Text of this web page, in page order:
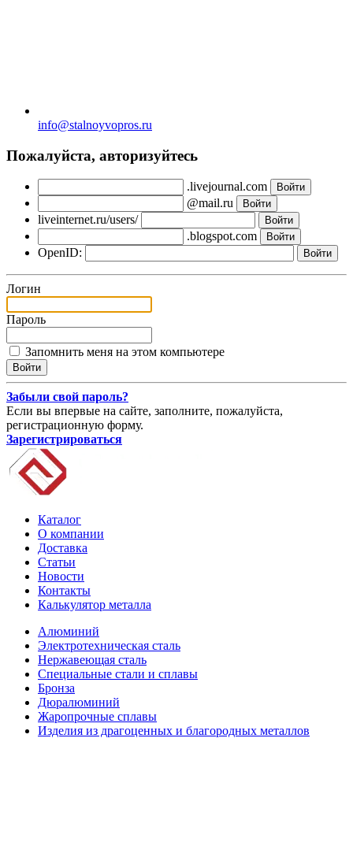
info@stalnoyvopros.ru
Пожалуйста, авторизуйтесь
.livejournal.com
@mail.ru
liveinternet.ru/users/
.blogspot.com
OpenID:
Логин
Пароль
Запомнить меня на этом компьютере
Забыли свой пароль?
Если вы впервые на сайте, заполните, пожалуйста,
регистрационную форму.
Зарегистрироваться
Каталог
О компании
Доставка
Статьи
Новости
Контакты
Калькулятор металла
Алюминий
Электротехническая сталь
Нержавеющая сталь
Специальные стали и сплавы
Бронза
Дюралюминий
Жаропрочные сплавы
Изделия из драгоценных и благородных металлов